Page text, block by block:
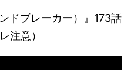
ドブレーカー）』173話
注意）